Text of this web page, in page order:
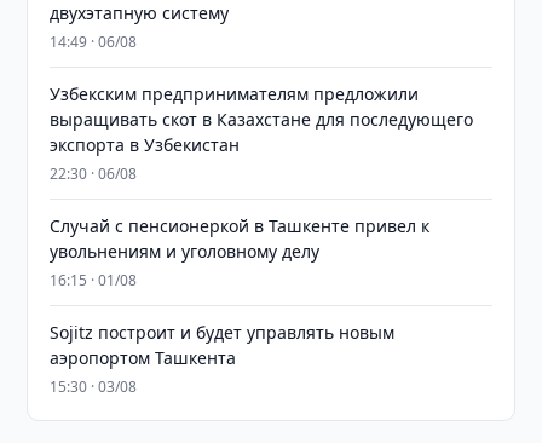
двухэтапную систему
14:49 · 06/08
Узбекским предпринимателям предложили
выращивать скот в Казахстане для последующего
экспорта в Узбекистан
22:30 · 06/08
Случай с пенсионеркой в Ташкенте привел к
увольнениям и уголовному делу
16:15 · 01/08
Sojitz построит и будет управлять новым
аэропортом Ташкента
15:30 · 03/08